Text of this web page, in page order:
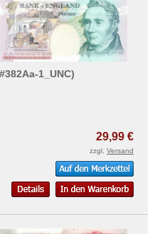
1_UNC)
29,99 €
zzgl. Versand